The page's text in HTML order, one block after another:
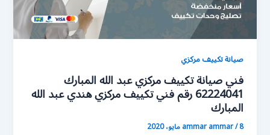
صيانة تكييف مركزي
فني صيانة تكييف مركزي عبد الله المبارك
62224041 رقم فني تكييف مركزي هندي عبد الله
المبارك
ammar ammar/8 مايو، 2020